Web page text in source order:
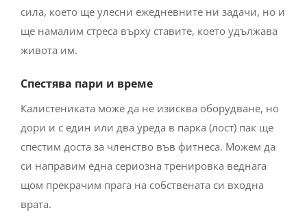
сила, което ще улесни ежедневните ни задачи, но и
ще намалим стреса върху ставите, което удължава
живота им.
Спестява пари и време
Калистениката може да не изисква оборудване, но
дори и с един или два уреда в парка (лост) пак ще
спестим доста за членство във фитнеса. Можем да
си направим една сериозна тренировка веднага
щом прекрачим прага на собствената си входна
врата.